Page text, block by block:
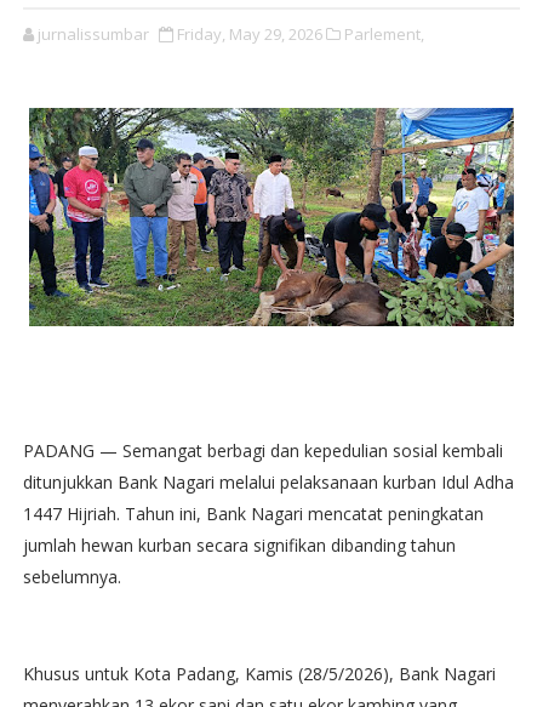
jurnalissumbar Friday, May 29, 2026 Parlement,
PADANG — Semangat berbagi dan kepedulian sosial kembali
ditunjukkan Bank Nagari melalui pelaksanaan kurban Idul Adha
1447 Hijriah. Tahun ini, Bank Nagari mencatat peningkatan
jumlah hewan kurban secara signifikan dibanding tahun
sebelumnya.
Khusus untuk Kota Padang, Kamis (28/5/2026), Bank Nagari